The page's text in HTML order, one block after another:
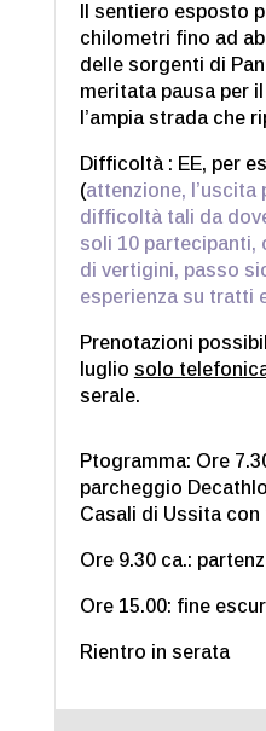
Il sentiero esposto
chilometri fino ad
delle sorgenti di
meritata pausa per
l’ampia strada che
Difficoltà : EE, per
(attenzione,
difficoltà tali da
soli 10 partecipanti,
di vertigini, passo
esperienza su tratti
Prenotazioni
luglio solo
serale.
Ptogramma: Ore
parcheggio
Casali di Ussita con
Ore 9.30 ca.:
Ore 15.00: fine
Rientro in serata